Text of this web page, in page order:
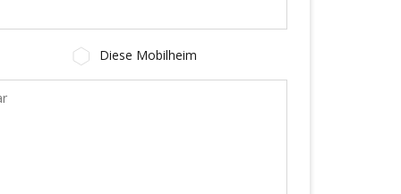
Diese Mobilheim